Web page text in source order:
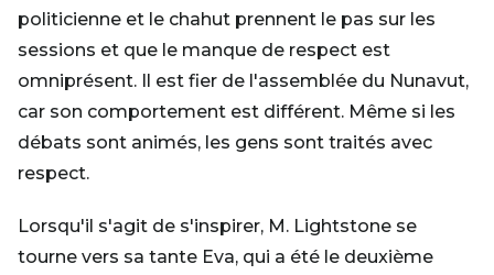
politicienne et le chahut prennent le pas sur les
sessions et que le manque de respect est
omniprésent. Il est fier de l'assemblée du Nunavut,
car son comportement est différent. Même si les
débats sont animés, les gens sont traités avec
respect.
Lorsqu'il s'agit de s'inspirer, M. Lightstone se
tourne vers sa tante Eva, qui a été le deuxième